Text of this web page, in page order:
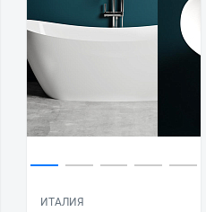
ИТАЛИЯ